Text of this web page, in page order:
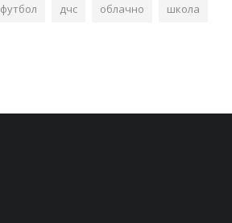
футбол дчс облачно школа